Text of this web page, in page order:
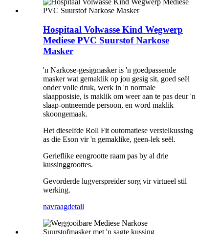
Hospitaal Volwasse Kind Wegwerp
Mediese PVC Suurstof Narkose
Masker
'n Narkose-gesigmasker is 'n goedpassende
masker wat gemaklik op jou gesig sit, goed seël
onder volle druk, werk in 'n normale
slaapposisie, is maklik om weer aan te pas deur 'n
slaap-ontneemde persoon, en word maklik
skoongemaak.
Het dieselfde Roll Fit outomatiese verstelkussing
as die Eson vir 'n gemaklike, geen-lek seël.
Gerieflike eengrootte raam pas by al drie
kussinggroottes.
Gevorderde lugverspreider sorg vir virtueel stil
werking.
navraagdetail